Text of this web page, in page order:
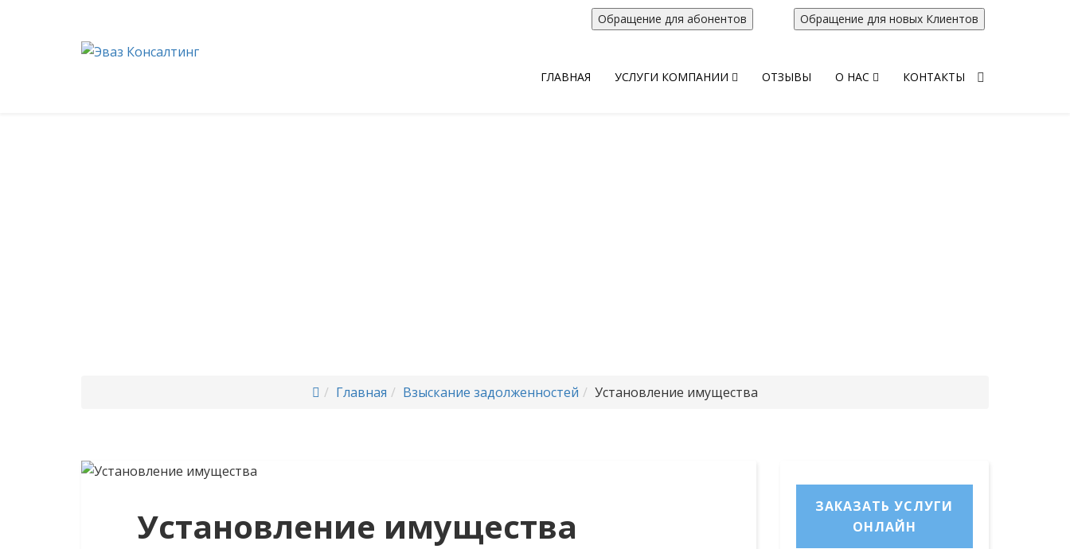
Обращение для абонентов Обращение для новых Клиентов
ГЛАВНАЯ УСЛУГИ КОМПАНИИ ОТЗЫВЫ О НАС КОНТАКТЫ
Главная Взыскание задолженностей Установление имущества
Установление имущества
ЗАКАЗАТЬ УСЛУГИ
ОНЛАЙН